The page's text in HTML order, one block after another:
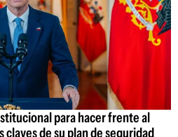
para hacer frente al
de su plan de seguridad